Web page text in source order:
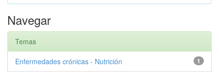
Navegar
Temas
1
Enfermedades crónicas - Nutrición